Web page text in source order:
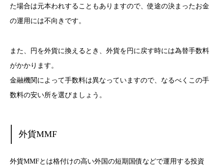
た場合は元本われすることもありますので、使途の決まったお金
の運用には不向きです。
また、円を外貨に換えるとき、外貨を円に戻す時には為替手数料
がかかります。
金融機関によって手数料は異なっていますので、なるべくこの手
数料の安い所を選びましょう。
外貨MMF
外貨MMFとは格付けの高い外国の短期国債などで運用する投資